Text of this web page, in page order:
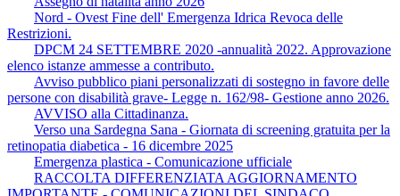
Nord - Ovest Fine dell' Emergenza Idrica Revoca delle
Restrizioni.
DPCM 24 SETTEMBRE 2020 -annualità 2022. Approvazione
elenco istanze ammesse a contributo.
Avviso pubblico piani personalizzati di sostegno in favore delle
persone con disabilità grave- Legge n. 162/98- Gestione anno 2026.
AVVISO alla Cittadinanza.
Verso una Sardegna Sana - Giornata di screening gratuita per la
retinopatia diabetica - 16 dicembre 2025
Emergenza plastica - Comunicazione ufficiale
RACCOLTA DIFFERENZIATA AGGIORNAMENTO